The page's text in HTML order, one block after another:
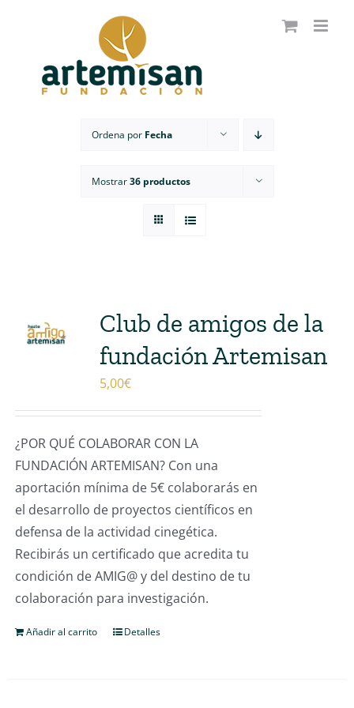
Ordena por Fecha
Mostrar36 productos
Club de amigos de la
fundación Artemisan
5,00€
¿POR QUÉ COLABORAR CON LA
FUNDACIÓN ARTEMISAN? Con una
aportación mínima de 5€ colaborarás en
el desarrollo de proyectos científicos en
defensa de la actividad cinegética.
Recibirás un certificado que acredita tu
condición de AMIG@ y del destino de tu
colaboración para investigación.
Añadir al carrito Detalles